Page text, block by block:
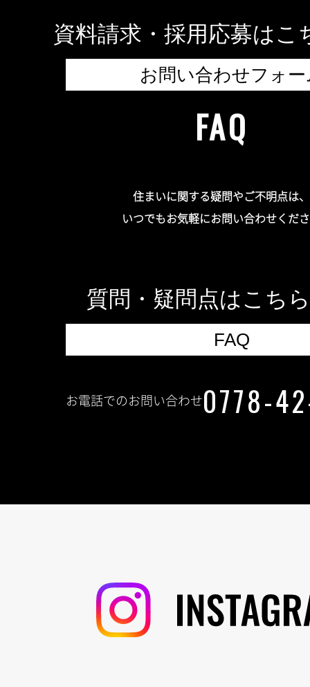
資料請求・採用応募はこ
お問い合わせフォー
FAQ
住まいに関する疑問やご不明点は、
いつでもお気軽にお問い合わせくだ
質問・疑問点はこち
FAQ
お電話でのお問い合わせ0778-